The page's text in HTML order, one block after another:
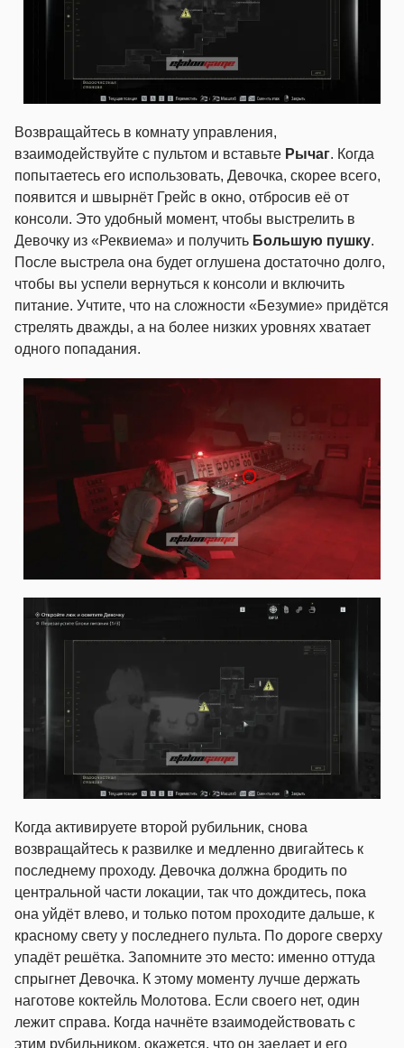
Возвращайтесь в комнату управления,
взаимодействуйте с пультом и вставьте Рычаг. Когда
попытаетесь его использовать, Девочка, скорее всего,
появится и швырнёт Грейс в окно, отбросив её от
консоли. Это удобный момент, чтобы выстрелить в
Девочку из «Реквиема» и получить Большую пушку.
После выстрела она будет оглушена достаточно долго,
чтобы вы успели вернуться к консоли и включить
питание. Учтите, что на сложности «Безумие» придётся
стрелять дважды, а на более низких уровнях хватает
одного попадания.
Когда активируете второй рубильник, снова
возвращайтесь к развилке и медленно двигайтесь к
последнему проходу. Девочка должна бродить по
центральной части локации, так что дождитесь, пока
она уйдёт влево, и только потом проходите дальше, к
красному свету у последнего пульта. По дороге сверху
упадёт решётка. Запомните это место: именно оттуда
спрыгнет Девочка. К этому моменту лучше держать
наготове коктейль Молотова. Если своего нет, один
лежит справа. Когда начнёте взаимодействовать с
этим рубильником, окажется, что он заедает и его